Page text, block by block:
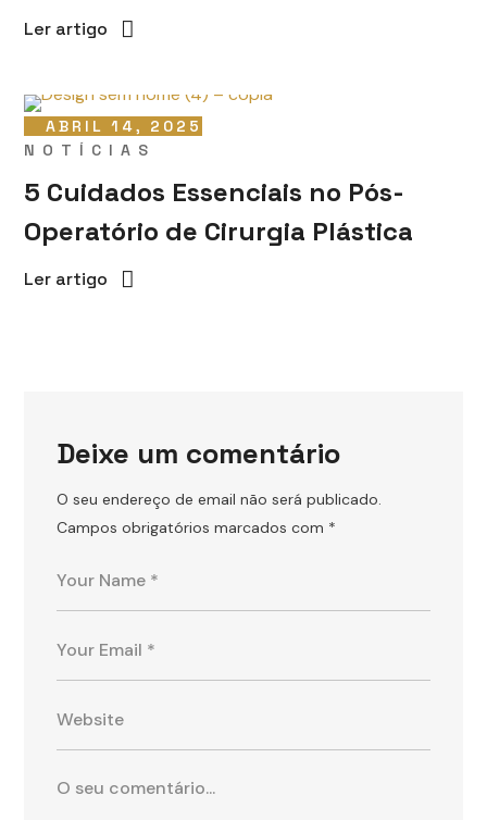
Ler artigo
ABRIL 14, 2025
NOTÍCIAS
5 Cuidados Essenciais no Pós-
Operatório de Cirurgia Plástica
Ler artigo
Deixe um comentário
O seu endereço de email não será publicado.
Campos obrigatórios marcados com *